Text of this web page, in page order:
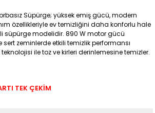
Süpürge; yüksek emiş gücü, modern
özellikleriyle ev temizliğini daha konforlu hale
süpürge modelidir. 890 W motor gücü
sert zeminlerde etkili temizlik performansı
ile toz ve kirleri derinlemesine temizler.
TEK ÇEKİM